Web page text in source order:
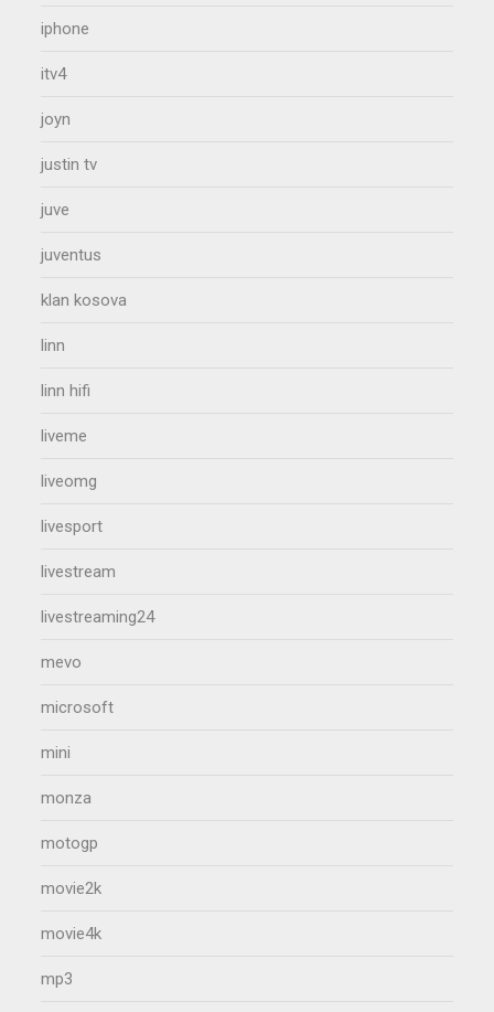
iphone
itv4
joyn
justin tv
juve
juventus
klan kosova
linn
linn hifi
liveme
liveomg
livesport
livestream
livestreaming24
mevo
microsoft
mini
monza
motogp
movie2k
movie4k
mp3